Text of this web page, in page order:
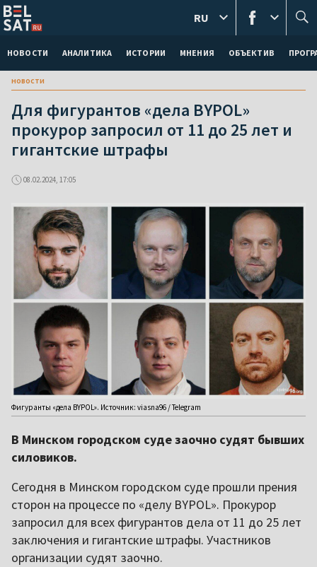
НОВОСТИ АНАЛИТИКА ИСТОРИИ МНЕНИЯ ОБЪЕКТИВ
RU
новости
Для фигурантов «дела BYPOL»
прокурор запросил от 11 до 25 лет и
гигантские штрафы
08.02.2024, 17:05
Фигуранты «дела BYPOL». Источник: viasna96 / Telegram
В Минском городском суде заочно судят бывших
силовиков.
Сегодня в Минском городском суде прошли прения
сторон на процессе по «делу BYPOL». Прокурор
запросил для всех фигурантов дела от 11 до 25 лет
заключения и гигантские штрафы. Участников
организации судят заочно.